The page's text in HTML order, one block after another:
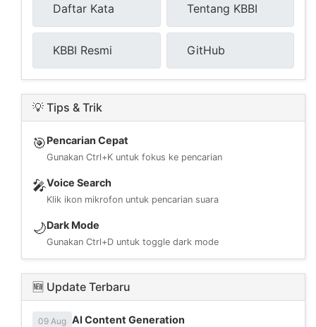
Daftar Kata Tentang KBBI
KBBI Resmi GitHub
💡 Tips & Trik
🎯Pencarian Cepat
Gunakan Ctrl+K untuk fokus ke pencarian
🎤Voice Search
Klik ikon mikrofon untuk pencarian suara
🌙Dark Mode
Gunakan Ctrl+D untuk toggle dark mode
🆕 Update Terbaru
09 Aug AI Content Generation